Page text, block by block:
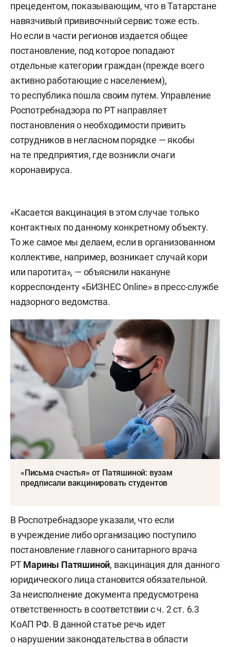
прецедентом, показывающим, что в Татарстане
навязчивый прививочный сервис тоже есть.
Но если в части регионов издается общее
постановление, под которое попадают
отдельные категории граждан (прежде всего
активно работающие с населением),
то республика пошла своим путем. Управление
Роспотребнадзора по РТ направляет
постановления о необходимости привить
сотрудников в негласном порядке — якобы
на те предприятия, где возникли очаги
коронавируса.
«Касается вакцинация в этом случае только
контактных по данному конкретному объекту.
То же самое мы делаем, если в организованном
коллективе, например, возникает случай кори
или паротита», — объяснили накануне
корреспонденту «БИЗНЕС Online» в пресс-службе
надзорного ведомства.
«Письма счастья» от Патяшиной: вузам
предписали вакцинировать студентов
В Роспотребнадзоре указали, что если
в учреждение либо организацию поступило
постановление главного санитарного врача
РТМарины Патяшиной, вакцинация для данного
юридического лица становится обязательной.
За неисполнение документа предусмотрена
ответственность в соответствии с ч. 2 ст. 6.3
КоАП РФ. В данной статье речь идет
о нарушении законодательства в области